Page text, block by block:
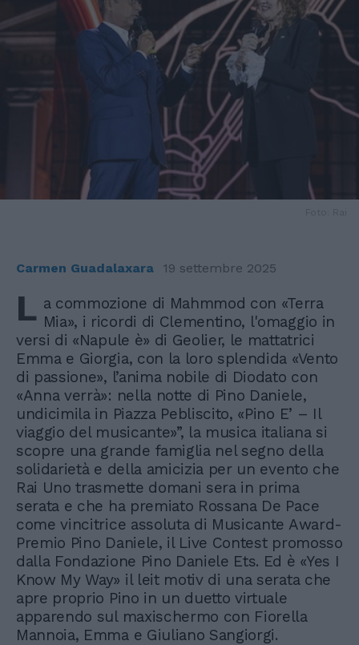
Carmen Guadalaxara 19 settembre 2025
L a commozione di Mahmmod con «Terra
Mia», i ricordi di Clementino, l'omaggio in
versi di «Napule è» di Geolier, le mattatrici
Emma e Giorgia, con la loro splendida «Vento
di passione», l’anima nobile di Diodato con
«Anna verrà»: nella notte di Pino Daniele,
undicimila in Piazza Pebliscito, «Pino E’ – Il
viaggio del musicante»”, la musica italiana si
scopre una grande famiglia nel segno della
solidarietà e della amicizia per un evento che
Rai Uno trasmette domani sera in prima
serata e che ha premiato Rossana De Pace
come vincitrice assoluta di Musicante Award-
Premio Pino Daniele, il Live Contest promosso
dalla Fondazione Pino Daniele Ets. Ed è «Yes I
Know My Way» il leit motiv di una serata che
apre proprio Pino in un duetto virtuale
apparendo sul maxischermo con Fiorella
Mannoia, Emma e Giuliano Sangiorgi.